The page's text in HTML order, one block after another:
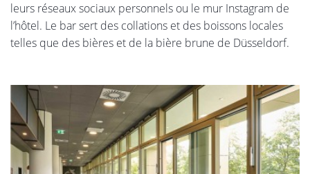
leurs réseaux sociaux personnels ou le mur Instagram de
l’hôtel. Le bar sert des collations et des boissons locales
telles que des bières et de la bière brune de Düsseldorf.